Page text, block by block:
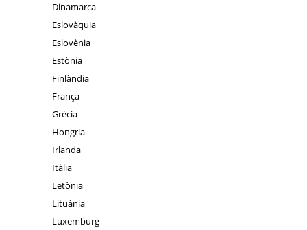
Dinamarca
Eslovàquia
Eslovènia
Estònia
Finlàndia
França
Grècia
Hongria
Irlanda
Itàlia
Letònia
Lituània
Luxemburg